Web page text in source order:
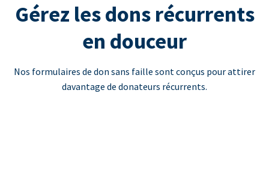
Gérez les dons récurrents
en douceur
Nos formulaires de don sans faille sont conçus pour attirer
davantage de donateurs récurrents.